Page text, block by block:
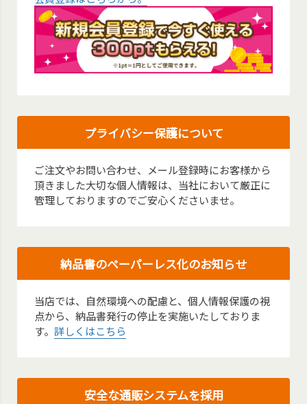
プライバシー保護について
ご注文やお問い合わせ、メール登録時にお客様から
頂きました大切な個人情報は、当社において厳正に
管理しておりますのでご安心くださいませ。
納品書のペーパーレス化のお知らせ
当店では、自然環境への配慮と、個人情報保護の視
点から、納品書発行の停止を実施いたしておりま
す。詳しくはこちら
安全な通販システムを採用